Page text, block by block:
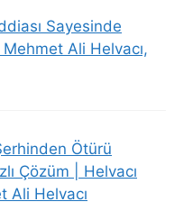
Sayesinde
Ali Helvacı,
Ötürü
Çözüm | Helvacı
Ali Helvacı